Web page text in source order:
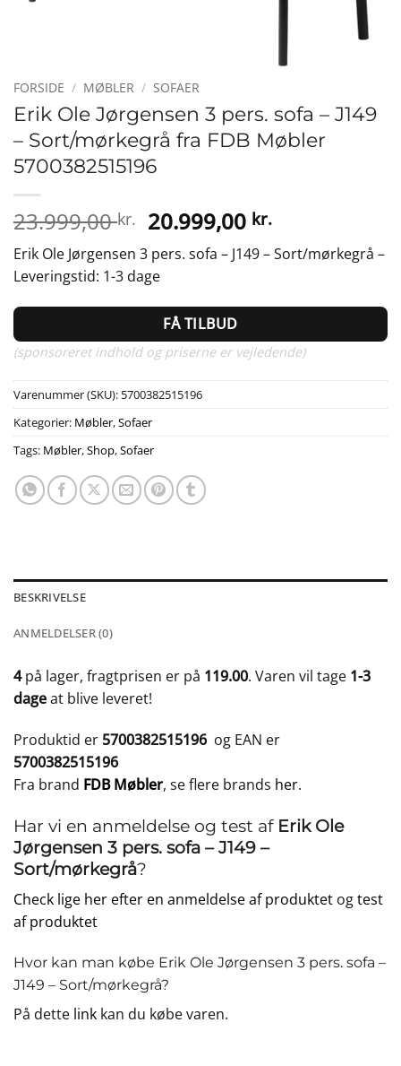
FORSIDE / MØBLER / SOFAER
Erik Ole Jørgensen 3 pers. sofa – J149
– Sort/mørkegrå fra FDB Møbler
5700382515196
23.999,00kr. Den
oprindelige
pris
var:
23.999,00 kr..
20.999,00 kr.Den
aktuelle
pris
20.999,00
Erik Ole Jørgensen 3 pers. sofa – J149 – Sort/mørkegrå –
Leveringstid: 1-3 dage
FÅ TILBUD
(sponsoreret indhold og priserne er vejledende)
Varenummer (SKU): 5700382515196
Kategorier: Møbler,Sofaer
Tags: Møbler,Shop,Sofaer
BESKRIVELSE
ANMELDELSER (0)
4på lager, fragtprisen er på 119.00. Varen vil tage 1-3
dageat blive leveret!
Produktid er 5700382515196 og EAN er
5700382515196
Fra brand FDB Møbler, se flere brands her.
Har vi en anmeldelse og test af Erik Ole
Jørgensen 3 pers. sofa – J149 –
Sort/mørkegrå?
Check lige her efter en anmeldelse af produktet ogtest
af produktet
Hvor kan man købe Erik Ole Jørgensen 3 pers. sofa –
J149 – Sort/mørkegrå?
På dette link kan du købe varen.